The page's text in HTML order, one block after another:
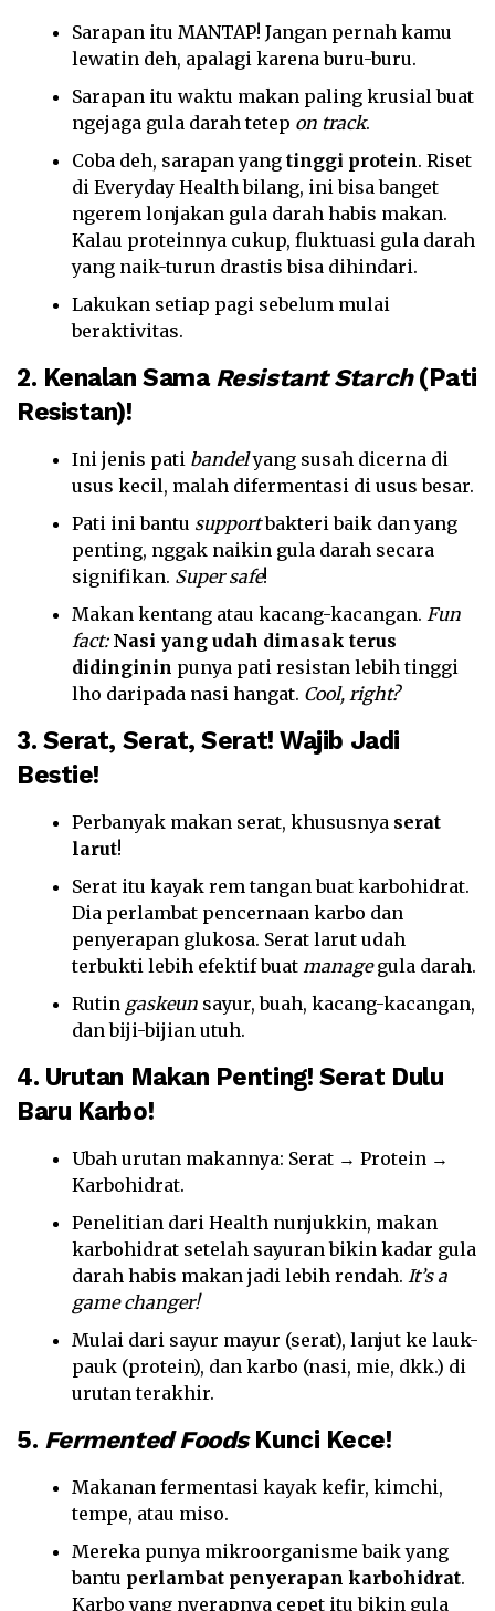
Sarapan itu MANTAP! Jangan pernah kamu
lewatin deh, apalagi karena buru-buru.
Sarapan itu waktu makan paling krusial buat
ngejaga gula darah tetep on track.
Coba deh, sarapan yang tinggi protein. Riset
di Everyday Health bilang, ini bisa banget
ngerem lonjakan gula darah habis makan.
Kalau proteinnya cukup, fluktuasi gula darah
yang naik-turun drastis bisa dihindari.
Lakukan setiap pagi sebelum mulai
beraktivitas.
2. Kenalan Sama Resistant Starch(Pati
Resistan)!
Ini jenis pati bandelyang susah dicerna di
usus kecil, malah difermentasi di usus besar.
Pati ini bantu supportbakteri baik dan yang
penting, nggak naikin gula darah secara
signifikan. Super safe!
Makan kentang atau kacang-kacangan. Fun
fact: Nasi yang udah dimasak terus
didinginin punya pati resistan lebih tinggi
lho daripada nasi hangat. Cool, right?
3. Serat, Serat, Serat! Wajib Jadi
Bestie!
Perbanyak makan serat, khususnya serat
larut!
Serat itu kayak rem tangan buat karbohidrat.
Dia perlambat pencernaan karbo dan
penyerapan glukosa. Serat larut udah
terbukti lebih efektif buat managegula darah.
Rutin gaskeun sayur, buah, kacang-kacangan,
dan biji-bijian utuh.
4. Urutan Makan Penting! Serat Dulu
Baru Karbo!
Ubah urutan makannya: Serat → Protein →
Karbohidrat.
Penelitian dari Health nunjukkin, makan
karbohidrat setelah sayuran bikin kadar gula
darah habis makan jadi lebih rendah. It’s a
game changer!
Mulai dari sayur mayur (serat), lanjut ke lauk-
pauk (protein), dan karbo (nasi, mie, dkk.) di
urutan terakhir.
5. Fermented FoodsKunci Kece!
Makanan fermentasi kayak kefir, kimchi,
tempe, atau miso.
Mereka punya mikroorganisme baik yang
bantu perlambat penyerapan karbohidrat.
Karbo yang nyerapnya cepet itu bikin gula